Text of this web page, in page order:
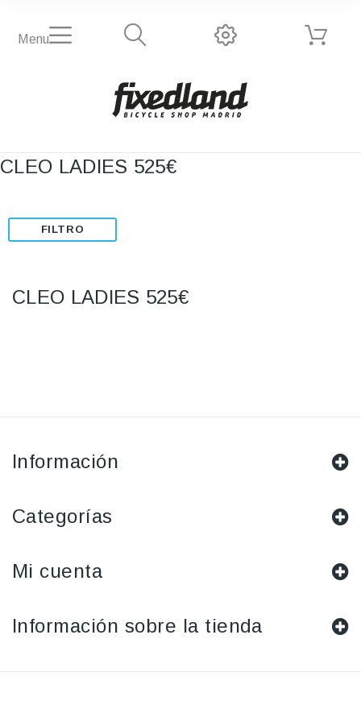
Menu
CLEO LADIES 525€
CLEO LADIES 525€
FILTRO
Información
Categorías
Mi cuenta
Información sobre la tienda